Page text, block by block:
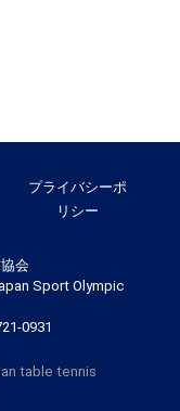
プライバシーポ
リシー
会
Sport Olympic
0931
table tennis